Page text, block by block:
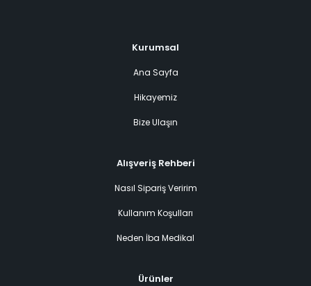
Kurumsal
Ana Sayfa
Hikayemiz
Bize Ulaşın
Alışveriş Rehberi
Nasıl Sipariş Veririm
Kullanım Koşulları
Neden İba Medikal
Ürünler